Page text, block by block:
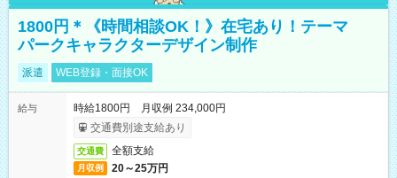
1800円＊《時間相談OK！》在宅あり！テーマ
パークキャラクターデザイン制作
派遣 WEB登録・面接OK
給与
時給1800円 月収例 234,000円
交通費別途支給あり
交通費 全額支給
月収例 20～25万円